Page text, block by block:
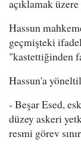
açıklamak
Hassun
geçmişteki
"kastettiğinden
Hassun'a
- Beşar Esed,
düzey askeri
resmi görev